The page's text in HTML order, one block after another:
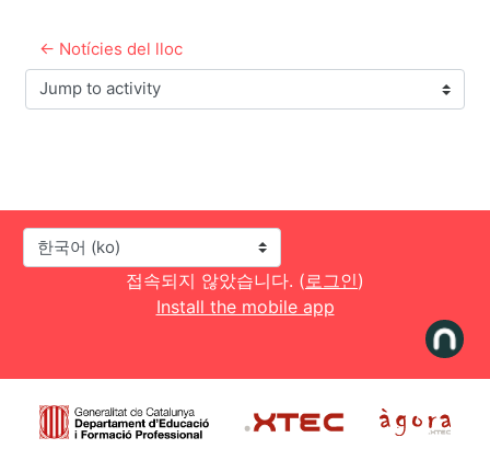
← Notícies del lloc
Jump to activity
언어
접속되지 않았습니다. (로그인)
Install the mobile app